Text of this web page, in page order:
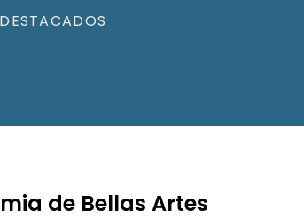
DESTACADOS
de Bellas Artes